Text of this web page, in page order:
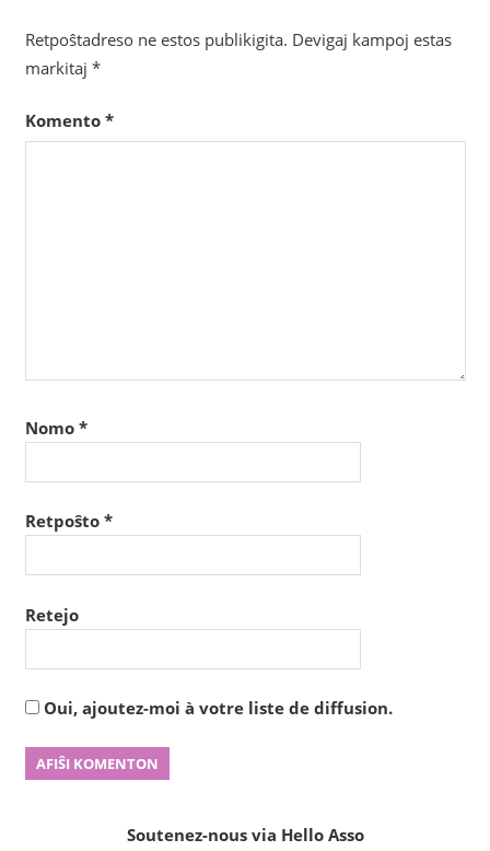
Retpoŝtadreso ne estos publikigita. Devigaj kampoj estas
markitaj *
Komento *
Nomo *
Retpoŝto *
Retejo
Oui, ajoutez-moi à votre liste de diffusion.
Soutenez-nous via Hello Asso